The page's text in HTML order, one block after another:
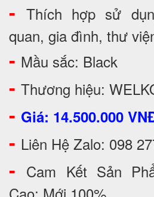
-Thích hợp sử
quan, gia đình, thư
- Mầu sắc: Black
- Thương hiệu:
- Giá: 14.500.000
- Liên Hệ Zalo: 098
- Cam Kết Sản